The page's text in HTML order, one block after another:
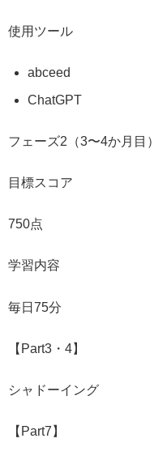
使用ツール
abceed
ChatGPT
フェーズ2（3〜4か月目）
目標スコア
750点
学習内容
毎日75分
【Part3・4】
シャドーイング
【Part7】